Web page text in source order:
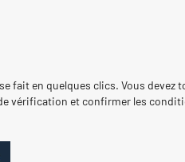
fait en quelques clics. Vous devez
vérification et confirmer les